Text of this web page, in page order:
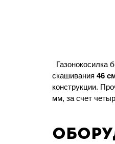
Газонокосилка
скашивания 46
конструкции.
мм, за счет